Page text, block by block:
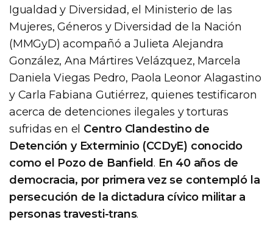
Igualdad y Diversidad, el Ministerio de las
Mujeres, Géneros y Diversidad de la Nación
(MMGyD) acompañó a Julieta Alejandra
González, Ana Mártires Velázquez, Marcela
Daniela Viegas Pedro, Paola Leonor Alagastino
y Carla Fabiana Gutiérrez, quienes testificaron
acerca de detenciones ilegales y torturas
sufridas en el Centro Clandestino de
Detención y Exterminio (CCDyE) conocido
como el Pozo de Banfield. En 40 años de
democracia, por primera vez se contempló la
persecución de la dictadura cívico militar a
personas travesti-trans.